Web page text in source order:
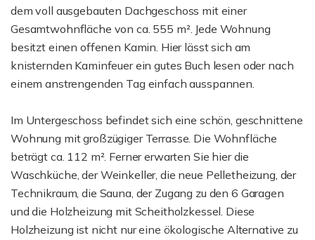
dem voll ausgebauten Dachgeschoss mit einer
Gesamtwohnfläche von ca. 555 m². Jede Wohnung
besitzt einen offenen Kamin. Hier lässt sich am
knisternden Kaminfeuer ein gutes Buch lesen oder nach
einem anstrengenden Tag einfach ausspannen.
Im Untergeschoss befindet sich eine schön, geschnittene
Wohnung mit großzügiger Terrasse. Die Wohnfläche
beträgt ca. 112 m². Ferner erwarten Sie hier die
Waschküche, der Weinkeller, die neue Pelletheizung, der
Technikraum, die Sauna, der Zugang zu den 6 Garagen
und die Holzheizung mit Scheitholzkessel. Diese
Holzheizung ist nicht nur eine ökologische Alternative zu